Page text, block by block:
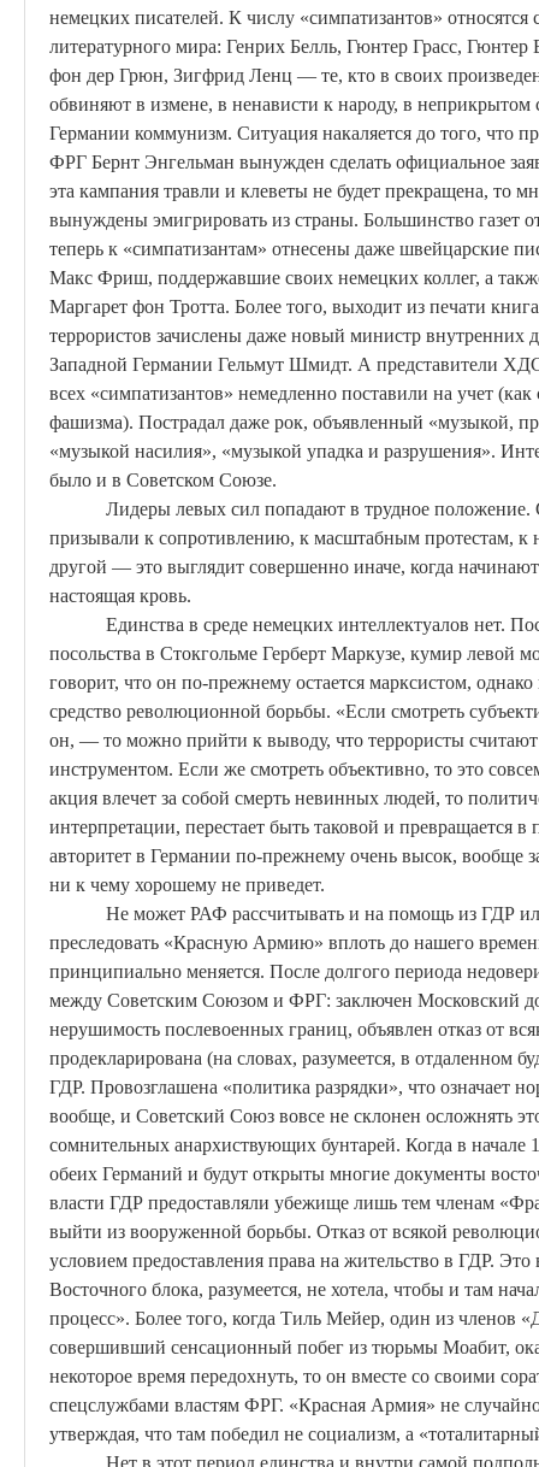
немецких писателей. К числу «симпатизантов»
литературного мира: Генрих Белль, Гюнтер Грасс, Гюнтер
фон дер Грюн, Зигфрид Ленц — те, кто в своих
обвиняют в измене, в ненависти к народу, в неприкрытом
Германии коммунизм. Ситуация накаляется до того, что
ФРГ Бернт Энгельман вынужден сделать официальное
эта кампания травли и клеветы не будет прекращена, то
вынуждены эмигрировать из страны. Большинство газет
теперь к «симпатизантам» отнесены даже швейцарские
Макс Фриш, поддержавшие своих немецких коллег, а
Маргарет фон Тротта. Более того, выходит из печати
террористов зачислены даже новый министр внутренних
Западной Германии Гельмут Шмидт. А представители
всех «симпатизантов» немедленно поставили на учет
фашизма). Пострадал даже рок, объявленный «музыкой,
«музыкой насилия», «музыкой упадка и разрушения».
было и в Советском Союзе.
Лидеры левых сил попадают в трудное
призывали к сопротивлению, к масштабным протестам,
другой — это выглядит совершенно иначе, когда
настоящая кровь.
Единства в среде немецких интеллектуалов нет.
посольства в Стокгольме Герберт Маркузе, кумир левой
говорит, что он по-прежнему остается марксистом,
средство революционной борьбы. «Если смотреть
он, — то можно прийти к выводу, что террористы
инструментом. Если же смотреть объективно, то это
акция влечет за собой смерть невинных людей, то
интерпретации, перестает быть таковой и превращается
авторитет в Германии по-прежнему очень высок, вообще
ни к чему хорошему не приведет.
Не может РАФ рассчитывать и на помощь из ГДР
преследовать «Красную Армию» вплоть до нашего
принципиально меняется. После долгого периода
между Советским Союзом и ФРГ: заключен Московский
нерушимость послевоенных границ, объявлен отказ от
продекларирована (на словах, разумеется, в отдаленном
ГДР. Провозглашена «политика разрядки», что означает
вообще, и Советский Союз вовсе не склонен осложнять
сомнительных анархиствующих бунтарей. Когда в начале
обеих Германий и будут открыты многие документы
власти ГДР предоставляли убежище лишь тем членам
выйти из вооруженной борьбы. Отказ от всякой
условием предоставления права на жительство в ГДР.
Восточного блока, разумеется, не хотела, чтобы и там
процесс». Более того, когда Тиль Мейер, один из членов
совершивший сенсационный побег из тюрьмы Моабит,
некоторое время передохнуть, то он вместе со своими
спецслужбами властям ФРГ. «Красная Армия» не
утверждая, что там победил не социализм, а
Нет в этот период единства и внутри самой